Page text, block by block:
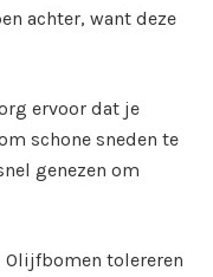
achter, want deze
ervoor dat je
schone sneden te
genezen om
Olijfbomen tolereren